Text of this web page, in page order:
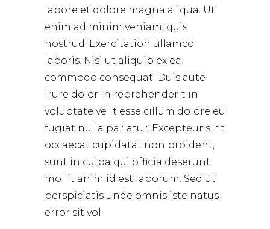
labore et dolore magna aliqua. Ut
enim ad minim veniam, quis
nostrud. Exercitation ullamco
laboris. Nisi ut aliquip ex ea
commodo consequat. Duis aute
irure dolor in reprehenderit in
voluptate velit esse cillum dolore eu
fugiat nulla pariatur. Excepteur sint
occaecat cupidatat non proident,
sunt in culpa qui officia deserunt
mollit anim id est laborum. Sed ut
perspiciatis unde omnis iste natus
error sit vol.